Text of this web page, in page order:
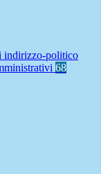
indirizzo-politico
68